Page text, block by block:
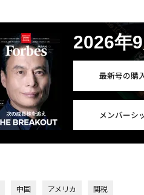
2026年
最新号の購
メンバーシ
中国 アメリカ 関税